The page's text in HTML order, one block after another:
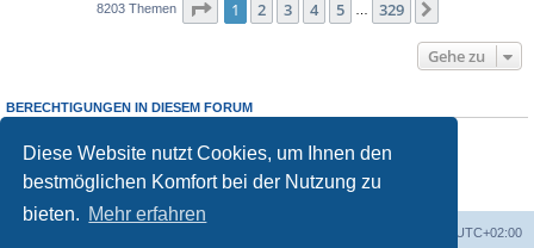
Diese Website nutzt Cookies, um Ihnen den
bestmöglichen Komfort bei der Nutzung zu
bieten. Mehr erfahren
8203 Themen Seite 1von 329
1 2 3 4 5 329
Gehe zu
BERECHTIGUNGEN IN DIESEM FORUM
Sie dürfenkeineAntworten zu Themen in diesem Forum erstellen.
Sie dürfen Ihre Beiträge in diesem Forumnicht ändern.
Sie dürfen Ihre Beiträge in diesem Forumnichtlöschen.
keine
UTC+02:00